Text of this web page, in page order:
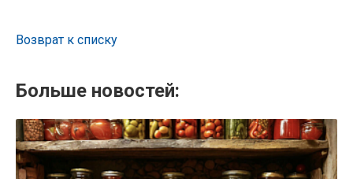
Возврат к списку
Больше новостей: